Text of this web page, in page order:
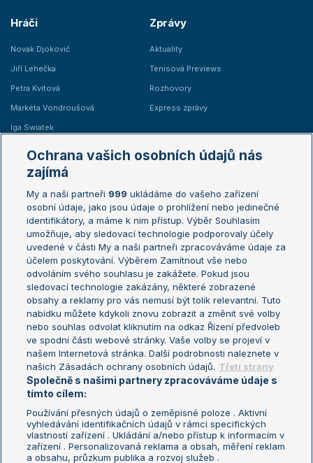
Hráči
Novak Djokovič
Jiří Lehečka
Petra Kvitová
Markéta Vondroušová
Iga Swiatek
Zprávy
Aktuality
Tenisová Previews
Rozhovory
Express zprávy
Žebříčky
Žebříček ATP (muži)
Žebříček WTA (ženy)
Sázkařský žebříček
Australian Open
French Open
Wimbledon
US Open
Turnaj mistrů
Turnaj mistryň
Aktualní trendy
Fotbalové přestupy
Livesport Daily
LS Prague Open
Podmínky užití
Nastavení soukromí
GDPR a žurnalistika
Reklama
Ochrana vašich osobních údajů nás
zajímá
My a naši partneři 999 ukládáme do vašeho zařízení
osobní údaje, jako jsou údaje o prohlížení nebo jedinečné
identifikátory, a máme k nim přístup. Výběr Souhlasím
umožňuje, aby sledovací technologie podporovaly účely
uvedené v části My a naši partneři zpracováváme údaje za
účelem poskytování. Výběrem Zamítnout vše nebo
odvoláním svého souhlasu je zakážete. Pokud jsou
sledovací technologie zakázány, některé zobrazené
obsahy a reklamy pro vás nemusí být tolik relevantní. Tuto
nabídku můžete kdykoli znovu zobrazit a změnit své volby
nebo souhlas odvolat kliknutím na odkaz Řízení předvoleb
ve spodní části webové stránky. Vaše volby se projeví v
našem Internetová stránka. Další podrobnosti naleznete v
našich Zásadách ochrany osobních údajů. Třetí strany
Společně s našimi partnery zpracováváme údaje s
tímto cílem:
Používání přesných údajů o zeměpisné poloze . Aktivní
vyhledávání identifikačních údajů v rámci specifických
vlastností zařízení . Ukládání a/nebo přístup k informacím v
zařízení . Personalizovaná reklama a obsah, měření reklam
a obsahu, průzkum publika a rozvoj služeb .